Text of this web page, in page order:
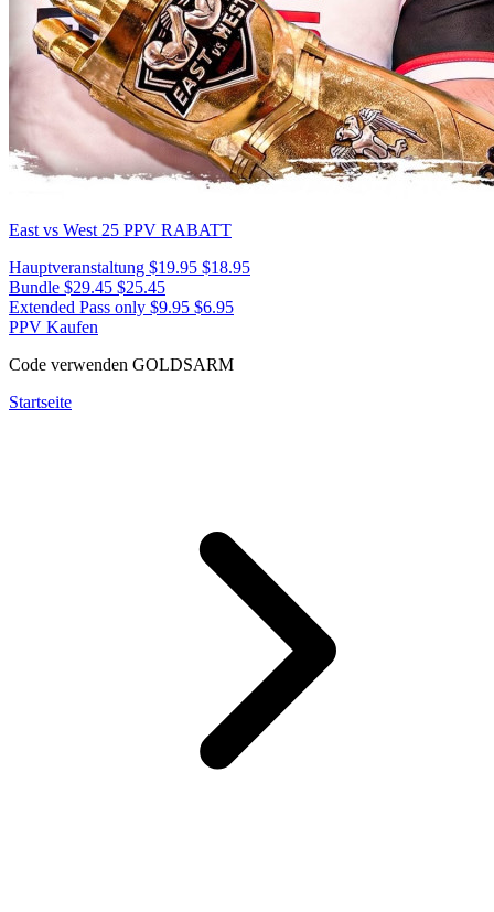
East vs West 25 PPV RABATT
Hauptveranstaltung $19.95 $18.95
Bundle $29.45 $25.45
Extended Pass only $9.95 $6.95
PPV Kaufen
Code verwenden GOLDSARM
Startseite